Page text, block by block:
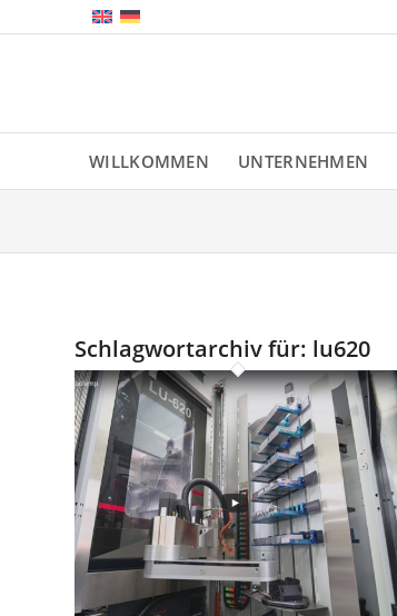
WILLKOMMEN UNTERNEHMEN
Schlagwortarchiv für: lu620